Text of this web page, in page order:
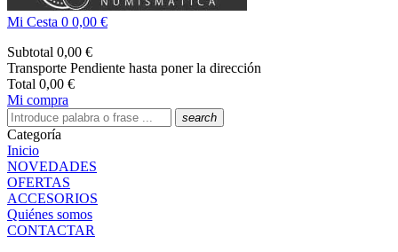
Mi Cesta 0 0,00 €
Subtotal 0,00 €
Transporte Pendiente hasta poner la dirección
Total 0,00 €
Mi compra
search
Categoría
Inicio
NOVEDADES
OFERTAS
ACCESORIOS
Quiénes somos
CONTACTAR